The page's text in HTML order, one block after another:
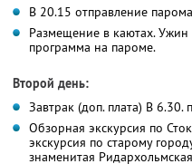
В 20.15 отправление
Размещение в каютах. Ужин
программа на пароме.
Второй день:
Завтрак (доп. плата) В
Обзорная экскурсия по
экскурсия по старому
знаменитая